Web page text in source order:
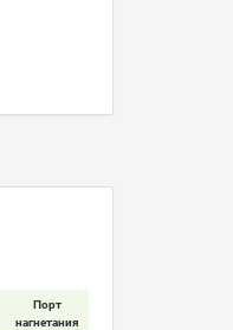
Порт
нагнетания